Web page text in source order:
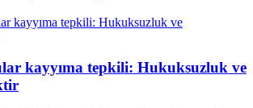
kayyıma tepkili: Hukuksuzluk ve